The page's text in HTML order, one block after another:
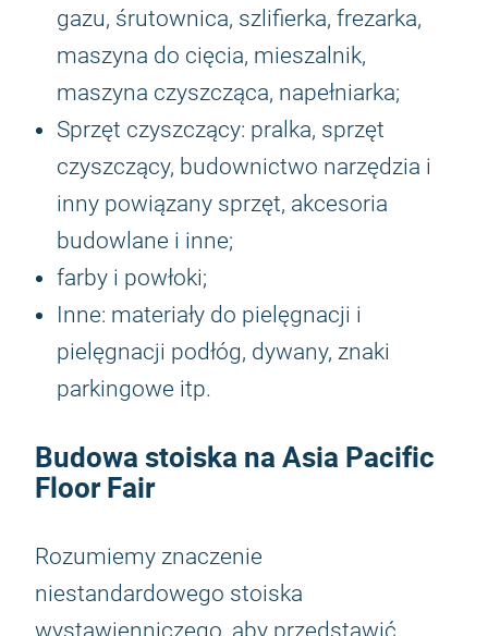
gazu, śrutownica, szlifierka, frezarka,
maszyna do cięcia, mieszalnik,
maszyna czyszcząca, napełniarka;
Sprzęt czyszczący: pralka, sprzęt
czyszczący, budownictwo narzędzia i
inny powiązany sprzęt, akcesoria
budowlane i inne;
farby i powłoki;
Inne: materiały do ​​pielęgnacji i
pielęgnacji podłóg, dywany, znaki
parkingowe itp.
Budowa stoiska na Asia Pacific
Floor Fair
Rozumiemy znaczenie
niestandardowego stoiska
wystawienniczego, aby przedstawić